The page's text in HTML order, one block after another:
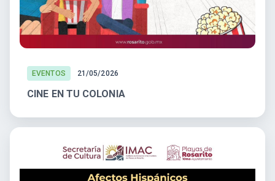
EVENTOS 21/05/2026
CINE EN TU COLONIA